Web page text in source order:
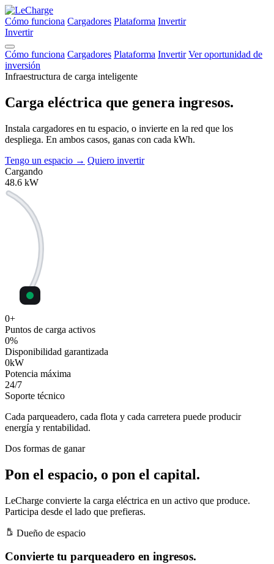
Cómo funciona Cargadores Plataforma Invertir
Invertir
Cómo funciona Cargadores Plataforma Invertir Ver oportunidad de
inversión
Infraestructura de carga inteligente
Carga eléctrica que genera ingresos.
Instala cargadores en tu espacio, o invierte en la red que los
despliega. En ambos casos, ganas con cada kWh.
Tengo un espacio → Quiero invertir
Cargando
48.6 kW
0+
Puntos de carga activos
0%
Disponibilidad garantizada
0kW
Potencia máxima
24/7
Soporte técnico
Cada parqueadero, cada flota y cada carretera puede producir
energía y rentabilidad.
Dos formas de ganar
Pon el espacio, o pon el capital.
LeCharge convierte la carga eléctrica en un activo que produce.
Participa desde el lado que prefieras.
Dueño de espacio
Convierte tu parqueadero en ingresos.